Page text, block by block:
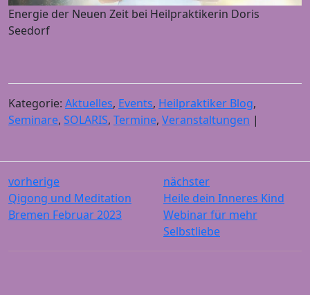
Energie der Neuen Zeit bei Heilpraktikerin Doris
Seedorf
Kategorie: Aktuelles, Events, Heilpraktiker Blog,
Seminare, SOLARIS, Termine, Veranstaltungen |
vorherige
Qigong und Meditation
Bremen Februar 2023
nächster
Heile dein Inneres Kind
Webinar für mehr
Selbstliebe